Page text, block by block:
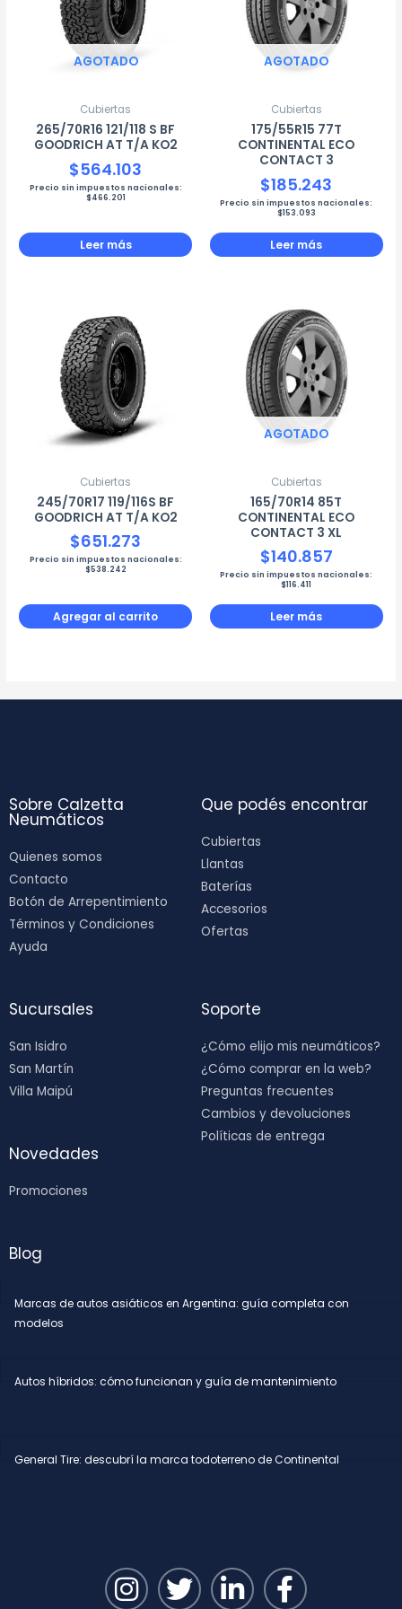
AGOTADO
Cubiertas
265/70R16 121/118 S BF
GOODRICH AT T/A KO2
$564.103
Precio sin impuestos nacionales:
$466.201
Leer más
AGOTADO
Cubiertas
175/55R15 77T
CONTINENTAL ECO
CONTACT 3
$185.243
Precio sin impuestos nacionales:
$153.093
Leer más
Cubiertas
245/70R17 119/116S BF
GOODRICH AT T/A KO2
$651.273
Precio sin impuestos nacionales:
$538.242
Agregar al carrito
AGOTADO
Cubiertas
165/70R14 85T
CONTINENTAL ECO
CONTACT 3 XL
$140.857
Precio sin impuestos nacionales:
$116.411
Leer más
Sobre Calzetta
Neumáticos
Quienes somos
Contacto
Botón de Arrepentimiento
Términos y Condiciones
Ayuda
Que podés encontrar
Cubiertas
Llantas
Baterías
Accesorios
Ofertas
Sucursales
San Isidro
San Martín
Villa Maipú
Novedades
Promociones
Soporte
¿Cómo elijo mis neumáticos?
¿Cómo comprar en la web?
Preguntas frecuentes
Cambios y devoluciones
Políticas de entrega
Blog
Marcas de autos asiáticos en Argentina: guía completa con
modelos
Autos híbridos: cómo funcionan y guía de mantenimiento
General Tire: descubrí la marca todoterreno de Continental
I T L F